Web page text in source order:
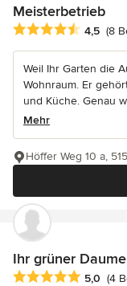
Meisterbetrieb
Durchschnittliche
4,5 (8
Weil Ihr Garten die
Wohnraum. Er
und Küche. Genau
Mehr
Höffer Weg 10 a,
Ihr grüner
Durchschnittliche
5,0 (4